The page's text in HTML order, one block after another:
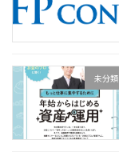
未分類